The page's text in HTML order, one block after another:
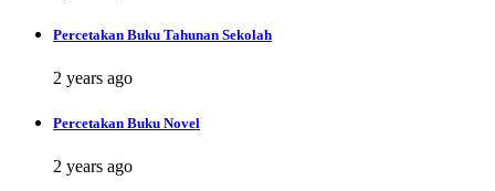
Percetakan Buku Tahunan Sekolah
2 years ago
Percetakan Buku Novel
2 years ago